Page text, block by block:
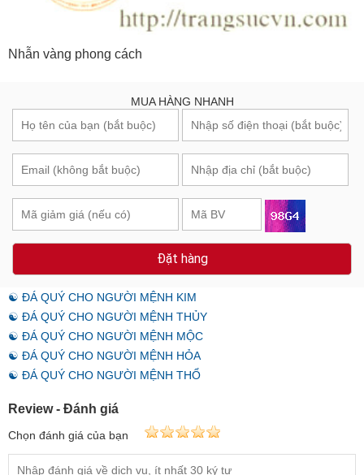
Nhẫn vàng phong cách
MUA HÀNG NHANH
Đặt hàng
☯ ĐÁ QUÝ CHO NGƯỜI MỆNH KIM
☯ ĐÁ QUÝ CHO NGƯỜI MỆNH THỦY
☯ ĐÁ QUÝ CHO NGƯỜI MỆNH MỘC
☯ ĐÁ QUÝ CHO NGƯỜI MỆNH HỎA
☯ ĐÁ QUÝ CHO NGƯỜI MỆNH THỔ
Review - Đánh giá
Chọn đánh giá của bạn